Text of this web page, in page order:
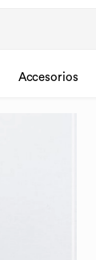
Accesorios